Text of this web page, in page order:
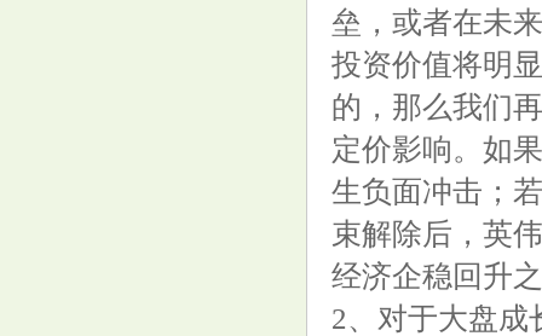
垒，或者在未
投资价值将明
的，那么我们
定价影响。如
生负面冲击；
束解除后，英
经济企稳回升
2、对于大盘成